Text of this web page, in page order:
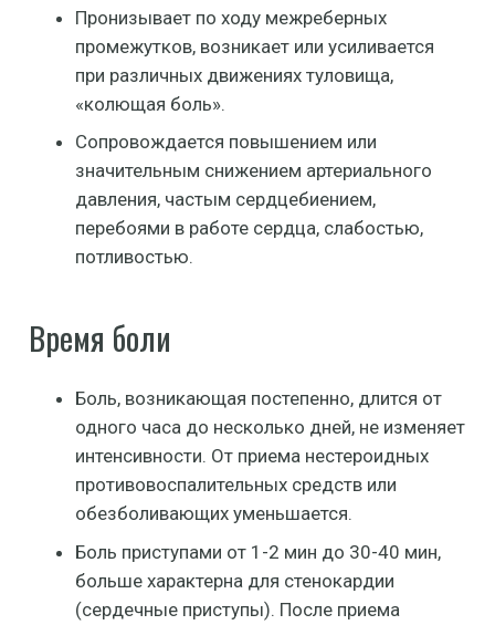
Пронизывает по ходу межреберных
промежутков, возникает или усиливается
при различных движениях туловища,
«колющая боль».
Сопровождается повышением или
значительным снижением артериального
давления, частым сердцебиением,
перебоями в работе сердца, слабостью,
потливостью.
Время боли
Боль, возникающая постепенно, длится от
одного часа до несколько дней, не изменяет
интенсивности. От приема нестероидных
противовоспалительных средств или
обезболивающих уменьшается.
Боль приступами от 1-2 мин до 30-40 мин,
больше характерна для стенокардии
(сердечные приступы). После приема